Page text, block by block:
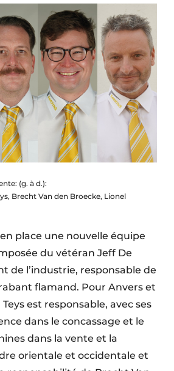
(g. à d.):
Brecht Van den Broecke, Lionel
place une nouvelle équipe
du vétéran Jeff De
de l’industrie, responsable de
flamand. Pour Anvers et
est responsable, avec ses
dans le concassage et le
dans la vente et la
orientale et occidentale et